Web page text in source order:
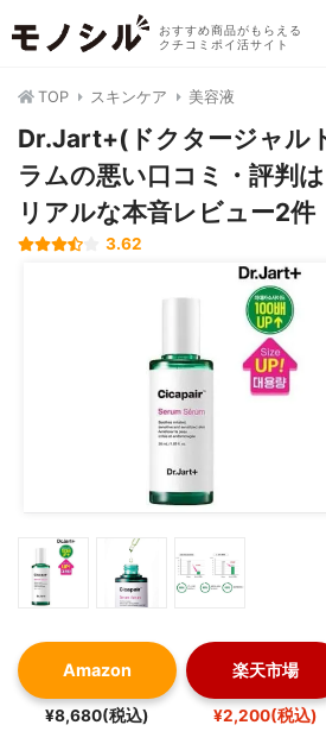
おすすめ商品がもらえる
クチコミポイ活サイト
TOP スキンケア 美容液
Dr.Jart+(ドクタージャル
ラムの悪い口コミ・評判
リアルな本音レビュー2件
3.62
Amazon
¥8,680(税込)
楽天市場
¥2,200(税込)